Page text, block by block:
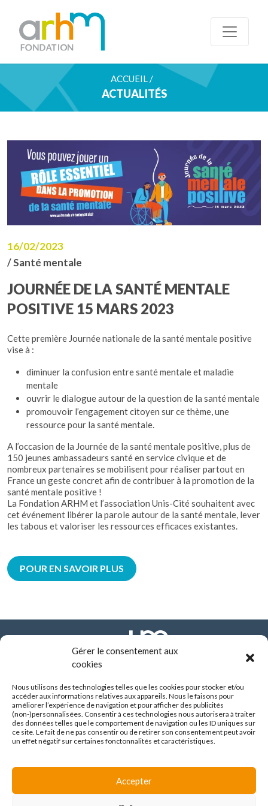
Gérer le consentement aux
cookies
Nous utilisons des technologies telles que les cookies pour stocker et/ou
accéder aux informations relatives aux appareils. Nous le faisons pour
améliorer l’expérience de navigation et pour afficher des publicités
(non-)personnalisées. Consentir à ces technologies nous autorisera à traiter
des données telles que le comportement de navigation ou les ID uniques sur
ce site. Le fait de ne pas consentir ou de retirer son consentement peut avoir
un effet négatif sur certaines fonctonnalités et caractéristiques.
Accepter
ACCUEIL /
ACTUALITÉS
16/02/2023
/ Santé mentale
JOURNÉE DE LA SANTÉ MENTALE
POSITIVE 15 MARS 2023
Cette première Journée nationale de la santé mentale positive
vise à :
diminuer la confusion entre santé mentale et maladie
mentale
ouvrir le dialogue autour de la question de la santé mentale
promouvoir l’engagement citoyen sur ce thème, une
ressource pour la santé mentale.
A l’occasion de la Journée de la santé mentale positive, plus de
150 jeunes ambassadeurs santé en service civique et de
nombreux partenaires se mobilisent pour réaliser partout en
France un geste concret afin de contribuer à la promotion de la
santé mentale positive !
La Fondation ARHM et l’association Unis-Cité souhaitent avec
cet événement libérer la parole autour de la santé mentale, lever
les tabous et valoriser les ressources efficaces existantes.
POUR EN SAVOIR PLUS
FONDATION ARHM
290 route de Vienne - BP 8252
69355 LYON CEDEX
04 37 90 10 10
Espace familles